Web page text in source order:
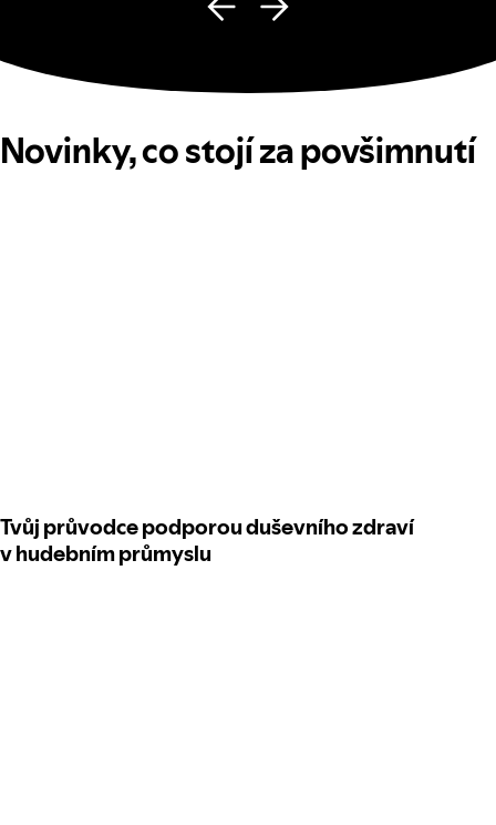
Novinky, co stojí za povšimnutí
Tvůj průvodce podporou duševního zdraví
v hudebním průmyslu